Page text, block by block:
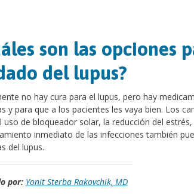
son las opciones
del lupus?
no hay cura para el lupus, pero hay
y para que a los pacientes les vaya bien. Los
uso de bloqueador solar, la reducción del
inmediato de las infecciones también
del lupus.
por: Yonit Sterba Rakovchik, MD